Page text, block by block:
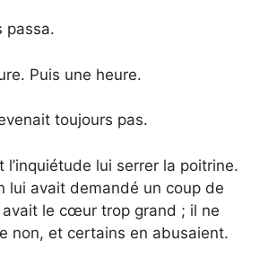
passa.
Puis une heure.
toujours pas.
l’inquiétude lui serrer la poitrine.
lui avait demandé un coup de
avait le cœur trop grand ; il ne
non, et certains en abusaient.